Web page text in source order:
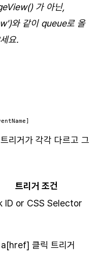
가 아닌,
와 같이 queue로 올
요.
리거가 각각 다르고 그
트리거 조건
ID or CSS Selector
클릭 트리거